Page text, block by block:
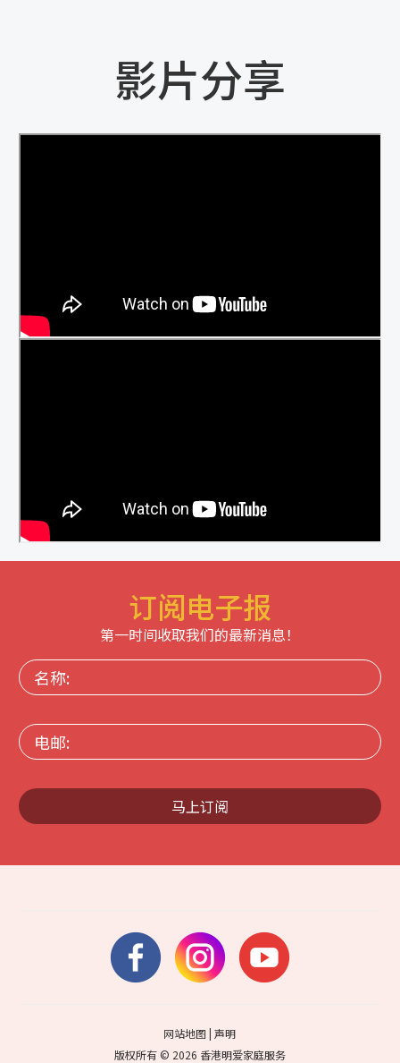
影片分享
订阅电子报
第一时间收取我们的最新消息！
名
称:
电
邮:
马上订阅
网站地图 |声明
版权所有 © 2026 香港明爱家庭服务